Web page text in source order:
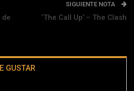
de
SIGUIENTE NOTA
‘The Call Up’ – The Clash
GUSTAR